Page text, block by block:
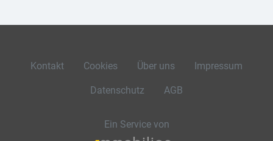
Kontakt Cookies Über uns Impressum
Datenschutz AGB
Ein Service von